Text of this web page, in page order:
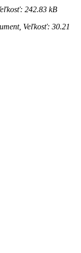
242.83 kB
Veľkosť: 30.21